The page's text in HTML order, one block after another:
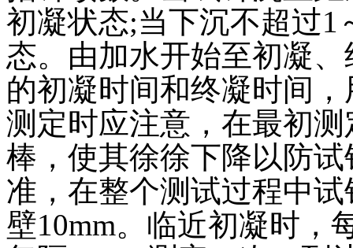
初凝状态;当下沉不超过1
态。由加水开始至初凝
的初凝时间和终凝时间
测定时应注意，在最初
棒，使其徐徐下降以防
准，在整个测试过程中
壁10mm。临近初凝时，